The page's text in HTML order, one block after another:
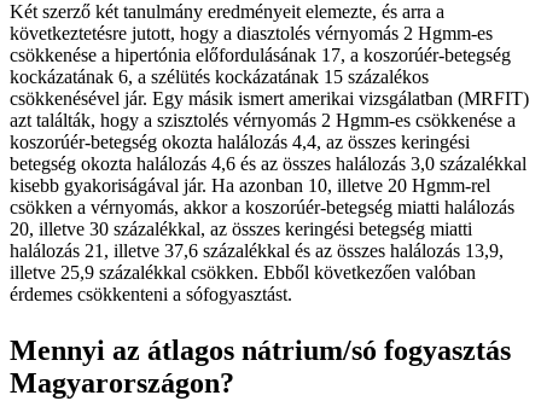
Két szerző két tanulmány eredményeit elemezte, és arra a
következtetésre jutott, hogy a diasztolés vérnyomás 2 Hgmm-es
csökkenése a hipertónia előfordulásának 17, a koszorúér-betegség
kockázatának 6, a szélütés kockázatának 15 százalékos
csökkenésével jár. Egy másik ismert amerikai vizsgálatban (MRFIT)
azt találták, hogy a szisztolés vérnyomás 2 Hgmm-es csökkenése a
koszorúér-betegség okozta halálozás 4,4, az összes keringési
betegség okozta halálozás 4,6 és az összes halálozás 3,0 százalékkal
kisebb gyakoriságával jár. Ha azonban 10, illetve 20 Hgmm-rel
csökken a vérnyomás, akkor a koszorúér-betegség miatti halálozás
20, illetve 30 százalékkal, az összes keringési betegség miatti
halálozás 21, illetve 37,6 százalékkal és az összes halálozás 13,9,
illetve 25,9 százalékkal csökken. Ebből következően valóban
érdemes csökkenteni a sófogyasztást.
Mennyi az átlagos nátrium/só fogyasztás
Magyarországon?